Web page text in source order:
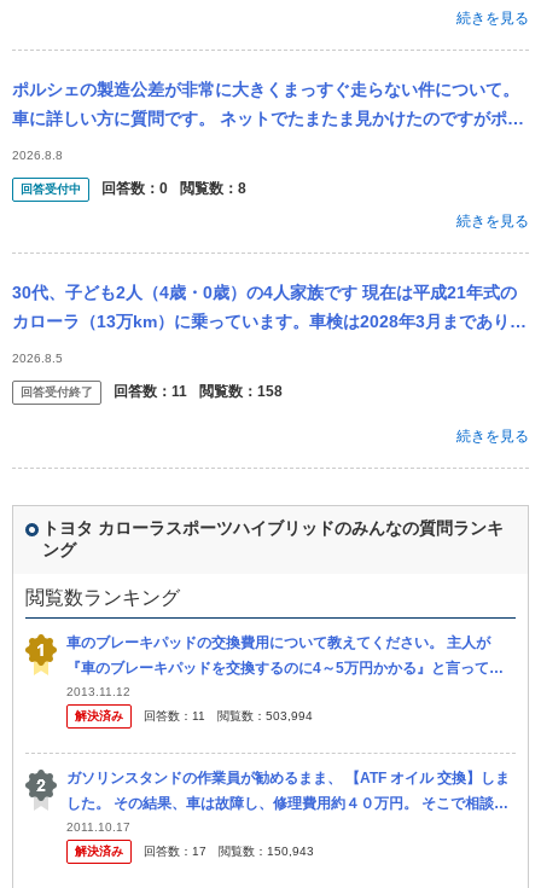
続きを見る
ポルシェの製造公差が非常に大きくまっすぐ走らない件について。
車に詳しい方に質問です。 ネットでたまたま見かけたのですがポル
シェ車は車の製造時に部品の公差が大きい為に時速１００km以上で
は真っ...
2026.8.8
回答受付中 回答数： 0 閲覧数： 8
続きを見る
30代、子ども2人（4歳・0歳）の4人家族です 現在は平成21年式の
カローラ（13万km）に乗っています。車検は2028年3月までありま
すが、エアコンの効きが悪くなってきたため、そろそろ買い替え...
2026.8.5
回答受付終了 回答数： 11 閲覧数： 158
続きを見る
トヨタ カローラスポーツハイブリッドのみんなの質問ランキ
ング
閲覧数ランキング
車のブレーキパッドの交換費用について教えてください。 主人が
『車のブレーキパッドを交換するのに4～5万円かかる』と言ってき
ました。 ディーラーさんに頼むようです。 そんなにかかるも のなん
でし...
2013.11.12
解決済み
回答数： 11 閲覧数： 503,994
ガソリンスタンドの作業員が勧めるまま、 【ATF オイル 交換】しま
した。 その結果、車は故障し、修理費用約４０万円。 そこで相談で
す。 セルフのガソリンスタンドの作業員に勧められ、ほいほ...
2011.10.17
解決済み
回答数： 17 閲覧数： 150,943